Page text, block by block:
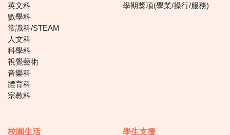
英文科
數學科
常識科/STEAM
人文科
科學科
視覺藝術
音樂科
體育科
宗教科
學期獎項(學業/操行/服務)
校園生活
學生支援